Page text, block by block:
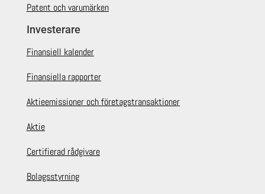
Patent och varumärken
Investerare
Finansiell kalender
Finansiella rapporter
Aktieemissioner och företagstransaktioner
Aktie
Certifierad rådgivare
Bolagsstyrning